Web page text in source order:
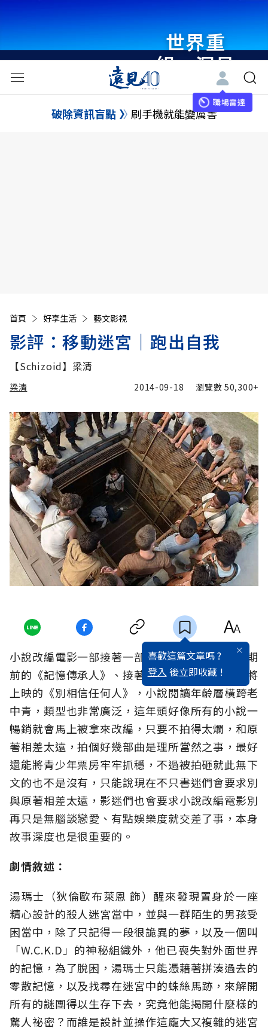
世界重
組・洞見
未來 與
世界領袖
職場雷達
破除資訊盲點 刷手機就能變厲害
首頁 好享生活 藝文影視
影評：移動迷宮│跑出自我
【Schizoid】梁清
梁清 2014-09-18 瀏覽數50,300+
喜歡這篇文章嗎 ?
登入 後立即收藏 !
小說改編電影一部接著一部連續上映，從兩個星期
前的《記憶傳承人》、接著本片、然後下星期即將
上映的《別相信任何人》，小說閱讀年齡層橫跨老
中青，類型也非常廣泛，這年頭好像所有的小說一
暢銷就會馬上被拿來改編，只要不拍得太爛，和原
著相差太遠，拍個好幾部曲是理所當然之事，最好
還能將青少年票房牢牢抓穩，不過被拍砸就此無下
文的也不是沒有，只能說現在不只書迷們會要求別
與原著相差太遠，影迷們也會要求小說改編電影別
再只是無腦談戀愛、有點娛樂度就交差了事，本身
故事深度也是很重要的。
劇情敘述：
湯瑪士（狄倫歐布萊恩 飾）醒來發現置身於一座
精心設計的殺人迷宮當中，並與一群陌生的男孩受
困當中，除了只記得一段很詭異的夢，以及一個叫
「W.C.K.D」的神秘組織外，他已喪失對外面世界
的記憶，為了脫困，湯瑪士只能憑藉著拼湊過去的
零散記憶，以及找尋在迷宮中的蛛絲馬跡，來解開
所有的謎團得以生存下去，究竟他能揭開什麼樣的
驚人祕密？而誰是設計並操作這龐大又複雜的迷宮